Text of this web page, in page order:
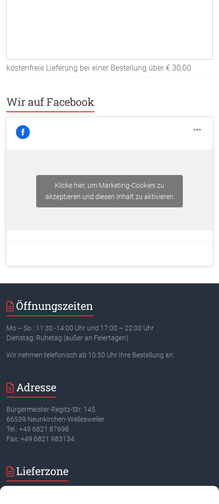
kostenfreie Lieferung bei einer Bestellung über€ 30,00
Wir auf Facebook
Klicke hier, um Marketing-Cookies zu
akzeptieren und diesen Inhalt zu aktivieren
Öffnungszeiten
Mo – So : 11:30 -14:00 Uhr und 17:00 – 22:00 Uhr
Dienstag: Ruhetag (außer an Feiertagen)
Wir nehmen telefonisch ab 10:30 Uhr Ihre Bestellung an.
Adresse
Bürgermeister-Regitz-Str. 145
66539 Neunkirchen-Wellesweiler
Tel.: +49 6821 87698
Fax: +49 6821 983134
Lieferzone